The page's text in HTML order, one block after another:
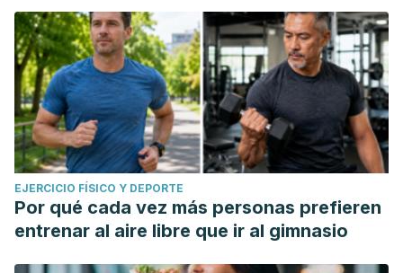
Etiquetas Emocionales: Su Relación con el Desarrollo
Socioemocional en Niños de 30 Meses que Asisten a
Jardín Infantil. https://www.scielo.cl/scielo.php?pid=S0718-
22282019000200110&script=sci_arttext
EJERCICIO FÍSICO Y DEPORTE
Por qué cada vez más personas prefieren
entrenar al aire libre que ir al gimnasio